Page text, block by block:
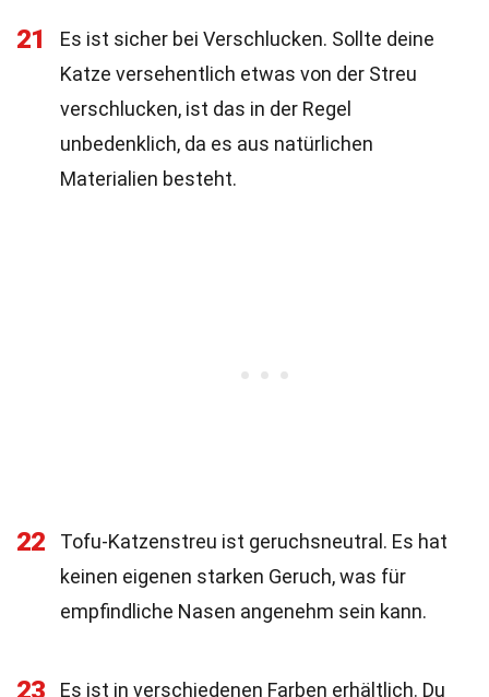
21
Es ist sicher bei Verschlucken. Sollte deine
Katze versehentlich etwas von der Streu
verschlucken, ist das in der Regel
unbedenklich, da es aus natürlichen
Materialien besteht.
22
Tofu-Katzenstreu ist geruchsneutral. Es hat
keinen eigenen starken Geruch, was für
empfindliche Nasen angenehm sein kann.
23
Es ist in verschiedenen Farben erhältlich. Du